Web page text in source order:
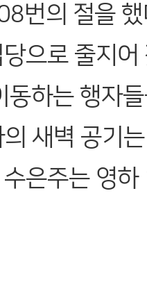
번의 절을
으로 줄지
동하는 행자
새벽 공기
은주는 영